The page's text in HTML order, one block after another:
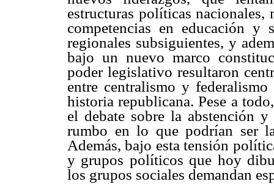
estructuras políticas nacionales,
competencias en educación y
regionales subsiguientes, y
bajo un nuevo marco
poder legislativo resultaron
entre centralismo y
historia republicana. Pese a
el debate sobre la abstención
rumbo en lo que podrían ser
Además, bajo esta tensión
y grupos políticos que hoy
los grupos sociales demandan